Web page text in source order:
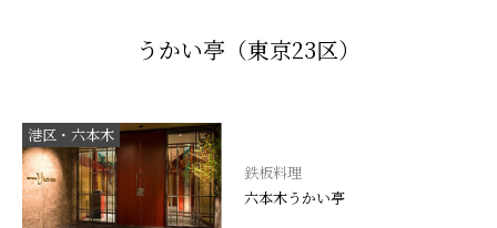
うかい亭（東京23区）
港区・六本木
鉄板料理
六本木うかい亭